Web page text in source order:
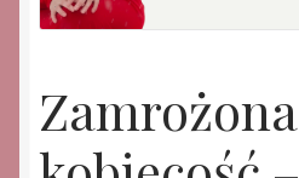
Zamrożona